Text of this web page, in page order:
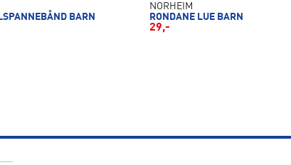
BARN
NORHEIM
RONDANE LUE BARN
29,-